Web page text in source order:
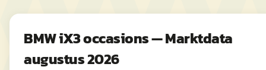
BMW iX3 occasions — Marktdata
augustus 2026